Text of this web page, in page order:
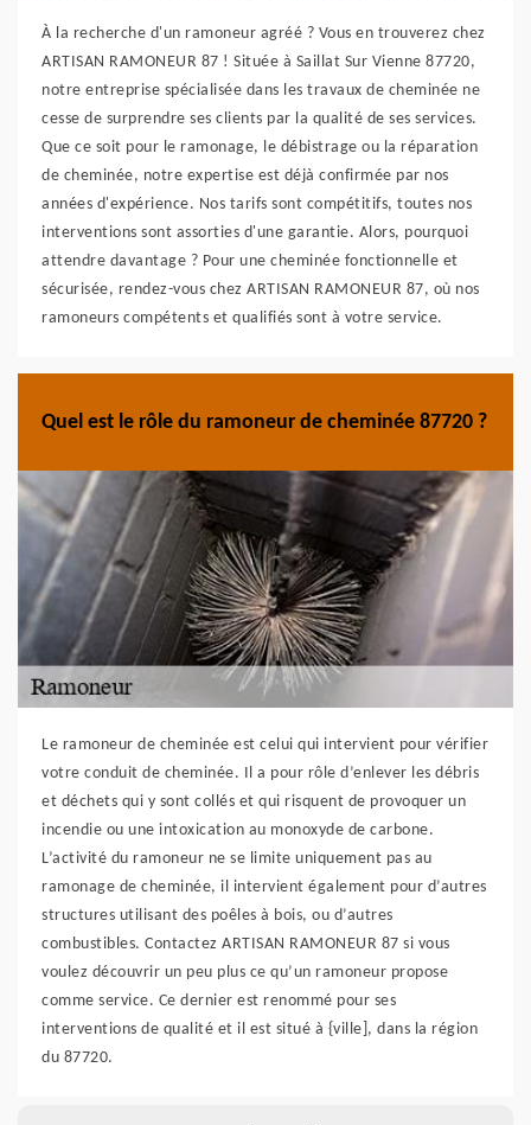
À la recherche d'un ramoneur agréé ? Vous en trouverez chez
ARTISAN RAMONEUR 87 ! Située à Saillat Sur Vienne 87720,
notre entreprise spécialisée dans les travaux de cheminée ne
cesse de surprendre ses clients par la qualité de ses services.
Que ce soit pour le ramonage, le débistrage ou la réparation
de cheminée, notre expertise est déjà confirmée par nos
années d'expérience. Nos tarifs sont compétitifs, toutes nos
interventions sont assorties d'une garantie. Alors, pourquoi
attendre davantage ? Pour une cheminée fonctionnelle et
sécurisée, rendez-vous chez ARTISAN RAMONEUR 87, où nos
ramoneurs compétents et qualifiés sont à votre service.
Quel est le rôle du ramoneur de cheminée 87720 ?
Le ramoneur de cheminée est celui qui intervient pour vérifier
votre conduit de cheminée. Il a pour rôle d’enlever les débris
et déchets qui y sont collés et qui risquent de provoquer un
incendie ou une intoxication au monoxyde de carbone.
L’activité du ramoneur ne se limite uniquement pas au
ramonage de cheminée, il intervient également pour d’autres
structures utilisant des poêles à bois, ou d’autres
combustibles. Contactez ARTISAN RAMONEUR 87 si vous
voulez découvrir un peu plus ce qu’un ramoneur propose
comme service. Ce dernier est renommé pour ses
interventions de qualité et il est situé à {ville], dans la région
du 87720.